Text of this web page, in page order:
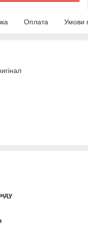
Оплата Умови